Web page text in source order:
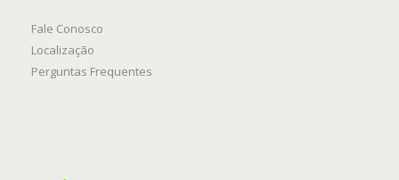
Fale Conosco
Localização
Perguntas Frequentes